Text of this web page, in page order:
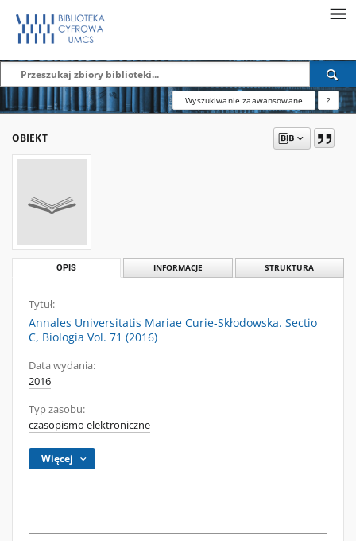
Wyszukiwanie zaawansowane ?
OBIEKT
OPIS INFORMACJE STRUKTURA
Tytuł:
Annales Universitatis Mariae Curie-Skłodowska. Sectio
C, Biologia Vol. 71 (2016)
Data wydania:
2016
Typ zasobu:
czasopismo elektroniczne
Więcej